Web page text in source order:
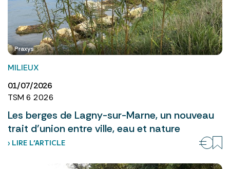
Praxys
MILIEUX
01/07/2026
TSM 6 2026
Les berges de Lagny-sur-Marne, un nouveau
trait d’union entre ville, eau et nature
› LIRE L’ARTICLE